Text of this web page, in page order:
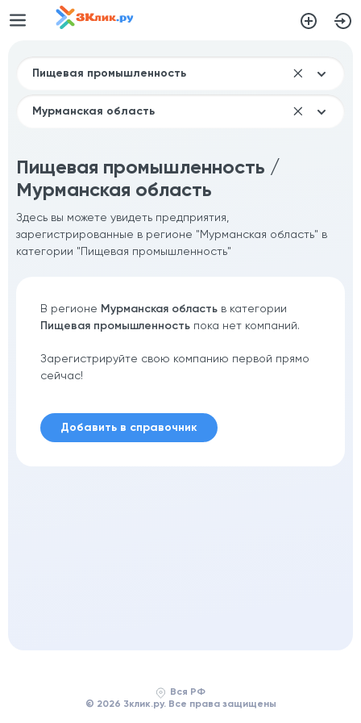
Пищевая промышленность /
Мурманская область
Здесь вы можете увидеть предприятия,
зарегистрированные в регионе "Мурманская область" в
категории "Пищевая промышленность"
В регионе Мурманская область в категории
Пищевая промышленность пока нет компаний.
Зарегистрируйте свою компанию первой прямо
сейчас!
Добавить в справочник
Вся РФ
© 2026 3клик.ру. Все права защищены